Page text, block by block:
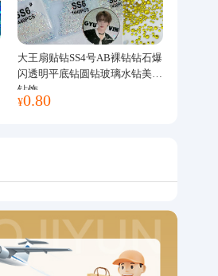
大王扇贴钻SS4号AB裸钻钻石爆
闪透明平底钻圆钻玻璃水钻美甲
钻饰
¥0.80